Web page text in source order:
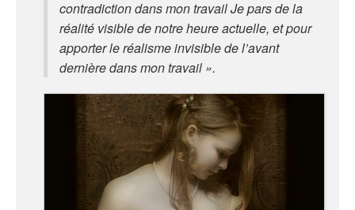
contradiction dans mon travail Je pars de la
réalité visible de notre heure actuelle, et pour
apporter le réalisme invisible de l’avant
dernière dans mon travail ».